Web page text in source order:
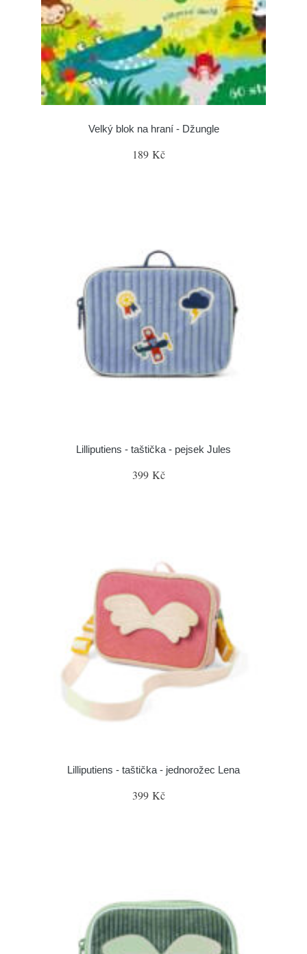
Velký blok na hraní - Džungle
189 Kč
Lilliputiens - taštička - pejsek Jules
399 Kč
Lilliputiens - taštička - jednorožec Lena
399 Kč